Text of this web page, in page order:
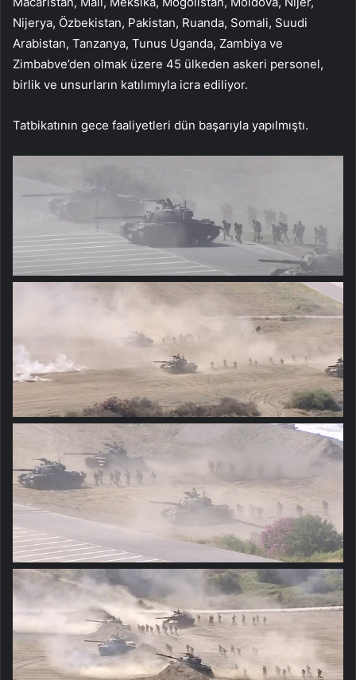
Nijerya, Özbekistan, Pakistan, Ruanda, Somali, Suudi
Arabistan, Tanzanya, Tunus Uganda, Zambiya ve
Zimbabve’den olmak üzere 45 ülkeden askeri personel,
birlik ve unsurların katılımıyla icra ediliyor.
Tatbikatının gece faaliyetleri dün başarıyla yapılmıştı.